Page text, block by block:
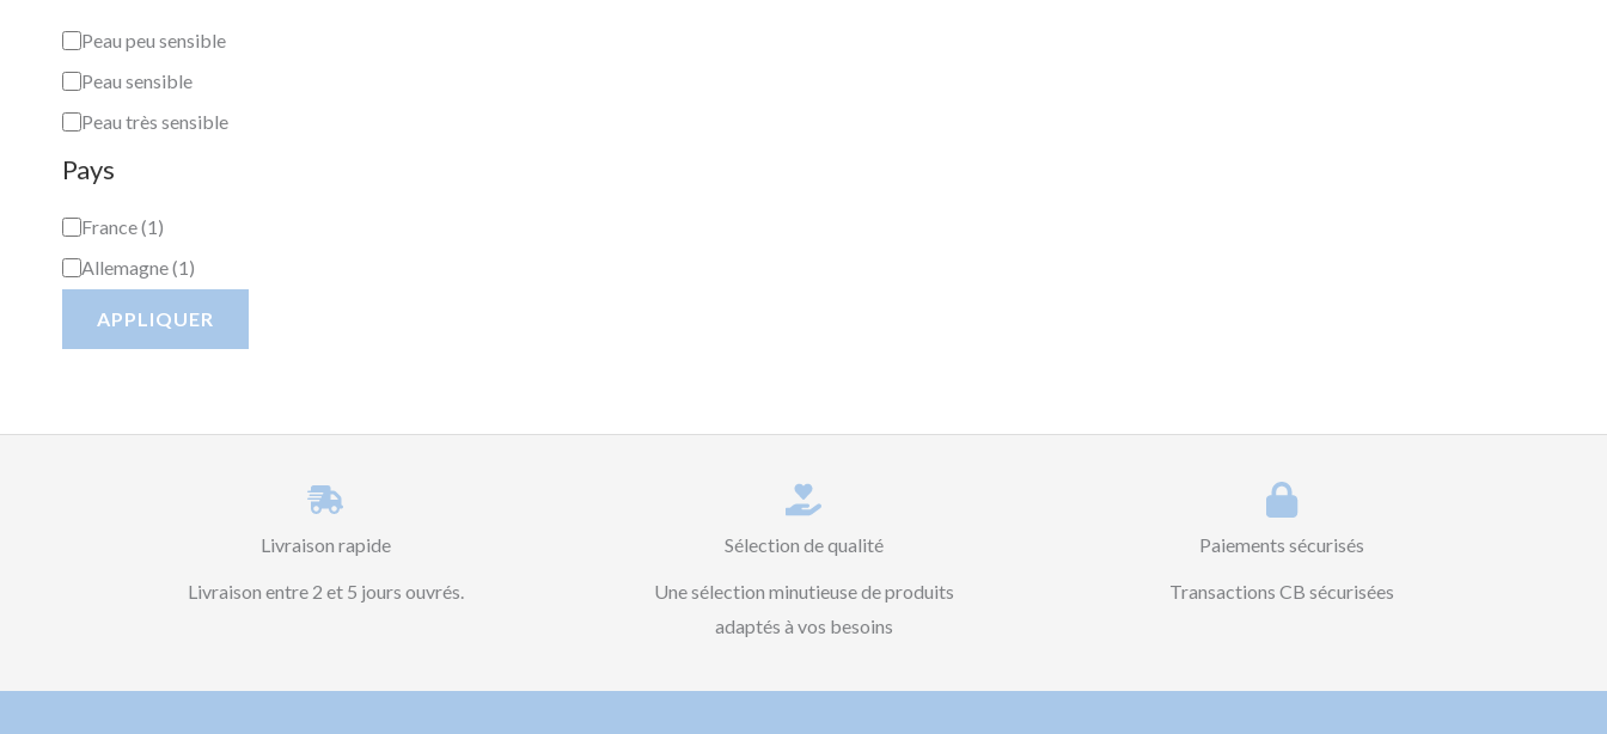
Peau peu sensible
Peau sensible
Peau très sensible
Pays
France(1 )
Allemagne(1 )
APPLIQUER
Livraison rapide
Livraison entre 2 et 5 jours ouvrés.
Sélection de qualité
Une sélection minutieuse de produits
adaptés à vos besoins
Paiements sécurisés
Transactions CB sécurisées